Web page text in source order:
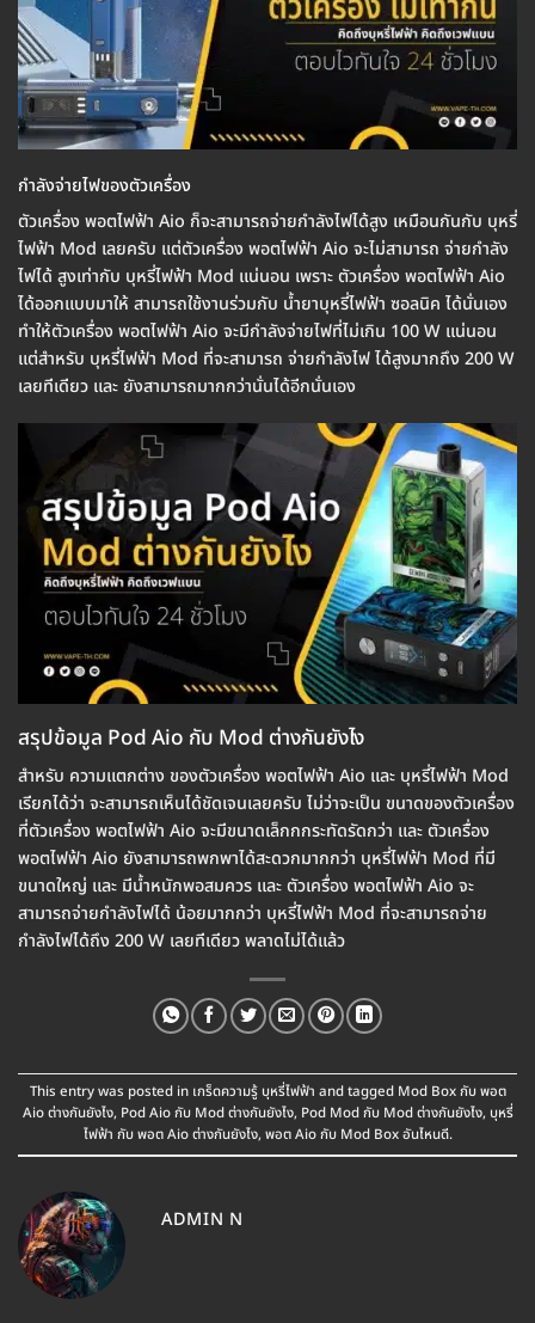
กำลังจ่ายไฟของตัวเครื่อง
ตัวเครื่อง พอตไฟฟ้า Aio ก็จะสามารถจ่ายกำลังไฟได้สูง เหมือนกันกับ บุหรี่
ไฟฟ้า Mod เลยครับ แต่ตัวเครื่อง พอตไฟฟ้า Aio จะไม่สามารถ จ่ายกำลัง
ไฟได้ สูงเท่ากับ บุหรี่ไฟฟ้า Mod แน่นอน เพราะ ตัวเครื่อง พอตไฟฟ้า Aio
ได้ออกแบบมาให้ สามารถใช้งานร่วมกับ น้ำยาบุหรี่ไฟฟ้า ซอลนิค ได้นั่นเอง
ทำให้ตัวเครื่อง พอตไฟฟ้า Aio จะมีกำลังจ่ายไฟที่ไม่เกิน 100 W แน่นอน
แต่สำหรับ บุหรี่ไฟฟ้า Mod ที่จะสามารถ จ่ายกำลังไฟ ได้สูงมากถึง 200 W
เลยทีเดียว และ ยังสามารถมากกว่านั่นได้อีกนั่นเอง
สรุปข้อมูล Pod Aio กับ Mod ต่างกันยังไง
สำหรับ ความแตกต่าง ของตัวเครื่อง พอตไฟฟ้า Aio และ บุหรี่ไฟฟ้า Mod
เรียกได้ว่า จะสามารถเห็นได้ชัดเจนเลยครับ ไม่ว่าจะเป็น ขนาดของตัวเครื่อง
ที่ตัวเครื่อง พอตไฟฟ้า Aio จะมีขนาดเล็กกกระทัดรัดกว่า และ ตัวเครื่อง
พอตไฟฟ้า Aio ยังสามารถพกพาได้สะดวกมากกว่า บุหรี่ไฟฟ้า Mod ที่มี
ขนาดใหญ่ และ มีน้ำหนักพอสมควร และ ตัวเครื่อง พอตไฟฟ้า Aio จะ
สามารถจ่ายกำลังไฟได้ น้อยมากกว่า บุหรี่ไฟฟ้า Mod ที่จะสามารถจ่าย
กำลังไฟได้ถึง 200 W เลยทีเดียว พลาดไม่ได้แล้ว
This entry was posted in เกร็ดความรู้ บุหรี่ไฟฟ้า and tagged Mod Box กับ พอต
Aio ต่างกันยังไง, Pod Aio กับ Mod ต่างกันยังไง, Pod Mod กับ Mod ต่างกันยังไง, บุหรี่
ไฟฟ้า กับ พอต Aio ต่างกันยังไง, พอต Aio กับ Mod Box อันไหนดี.
ADMIN N